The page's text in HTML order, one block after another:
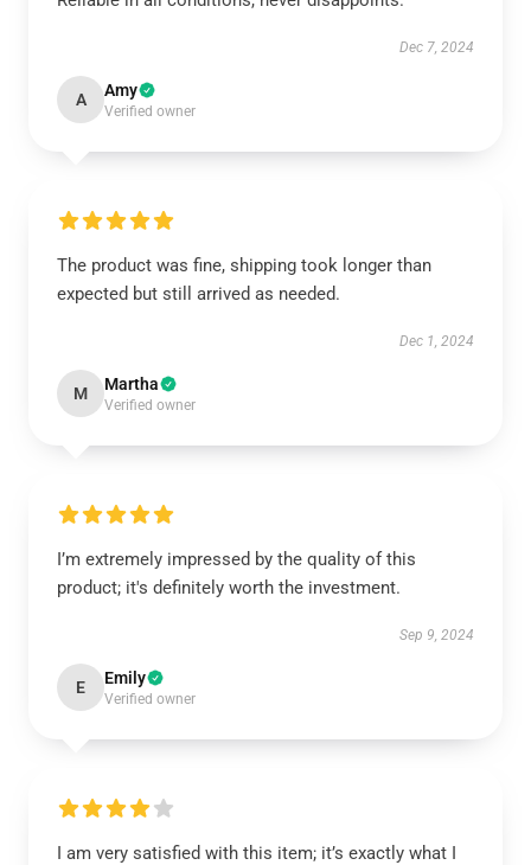
Dec 7, 2024
A Amy
Verified owner
The product was fine, shipping took longer than
expected but still arrived as needed.
Dec 1, 2024
M Martha
Verified owner
I’m extremely impressed by the quality of this
product; it's definitely worth the investment.
Sep 9, 2024
E Emily
Verified owner
I am very satisfied with this item; it’s exactly what I